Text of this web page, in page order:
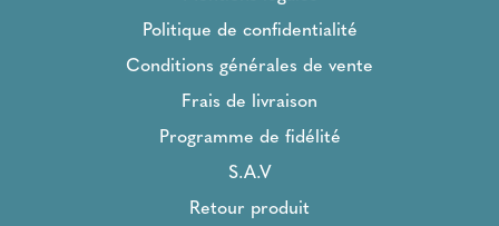
Politique de confidentialité
Conditions générales de vente
Frais de livraison
Programme de fidélité
S.A.V
Retour produit